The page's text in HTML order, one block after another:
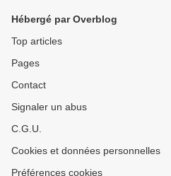
Hébergé par Overblog
Top articles
Pages
Contact
Signaler un abus
C.G.U.
Cookies et données personnelles
Préférences cookies